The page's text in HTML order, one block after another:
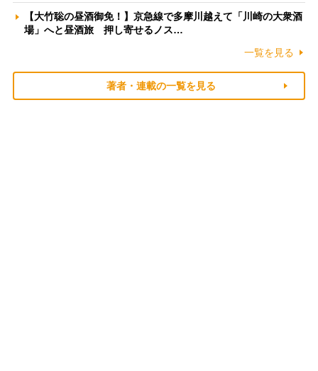
【大竹聡の昼酒御免！】京急線で多摩川越えて「川崎の大衆酒
場」へと昼酒旅 押し寄せるノス…
一覧を見る
著者・連載の一覧を見る